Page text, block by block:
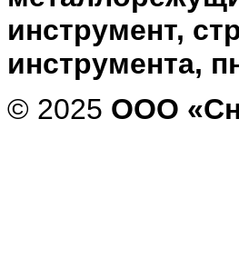
инструмент,
инструмента,
© 2025 ООО